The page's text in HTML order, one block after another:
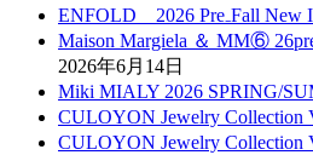
ENFOLD 2026 Pre₋Fall New
Maison Margiela ＆ MM⑥
2026年6月14日
Miki MIALY 2026 SPRING/
CULOYON Jewelry Collection
CULOYON Jewelry Collection